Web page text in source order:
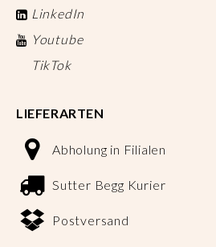
LinkedIn
Youtube
TikTok
LIEFERARTEN
Abholung in Filialen
Sutter Begg Kurier
Postversand